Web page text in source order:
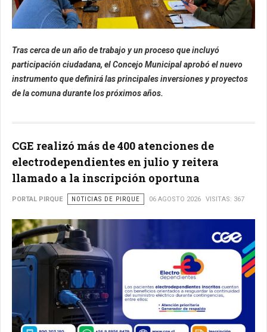
Tras cerca de un año de trabajo y un proceso que incluyó
participación ciudadana, el Concejo Municipal aprobó el nuevo
instrumento que definirá las principales inversiones y proyectos
de la comuna durante los próximos años.
CGE realizó más de 400 atenciones de
electrodependientes en julio y reitera
llamado a la inscripción oportuna
PORTAL PIRQUE NOTICIAS DE PIRQUE 06 AGOSTO 2026 VISITAS: 367